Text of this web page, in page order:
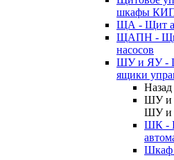
шкафы
ЩА - Щит
ЩАПН -
насосов
ШУ и ЯУ -
ящики
Назад
ШУ и
ШУ и
ШК -
Шкаф